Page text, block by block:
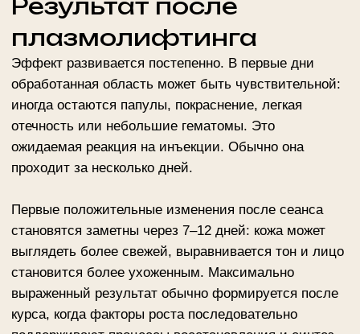
После сеанса пациент получает рекомендации по
домашнему режиму, ограничениям и
поддерживающему уходу. Это важно для более
предсказуемого и аккуратного результата.
Цены